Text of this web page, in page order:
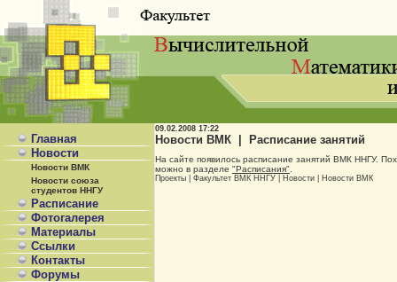
Главная
Новости
Новости ВМК
Новости союза
студентов ННГУ
Расписание
Фотогалерея
Материалы
Ссылки
Контакты
Форумы
09.02.2008 17:22
Новости ВМК | Расписание занятий
На сайте появилось расписание занятий ВМК ННГУ.
можно в разделе "Расписания"
Проекты Факультет ВМК ННГУ Новости Новости ВМК